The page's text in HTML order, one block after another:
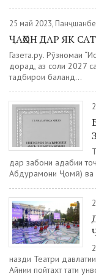
25 май 2023, Панҷшанбе
ҶАҲОН ДАР ЯК
Газета.ру. Рӯзномаи
дорад, аз соли 2027
тадбирҳои баланд...
дар забони адабии
Абдураҳмони Ҷомӣ)
назди Театри
Айнии пойтахт таҳти